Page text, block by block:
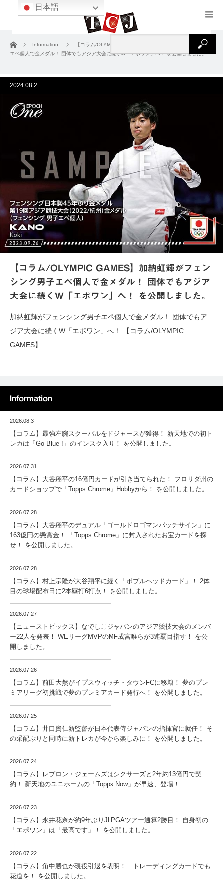
ホーム Information
【コラム/OLYMPIC GAMES】加納虹輝がフェンシング男子
エペ個人で金メダル！ 団体でもアジア大会に続くW「エポワン」へ！ を公開しました。
2024.08.2
【コラム/OLYMPIC GAMES】加納虹輝がフェン
シング男子エペ個人で金メダル！ 団体でもアジア
大会に続くW「エポワン」へ！ を公開しました。
加納虹輝がフェンシング男子エペ個人で金メダル！ 団体でもア
ジア大会に続くW「エポワン」へ！ 【コラム/OLYMPIC
GAMES】
Information
2026.08.3
【コラム】最強左腕スクーバルをドジャースが獲得！ 新天地での初ト
レカは「Go Blue !」のインスク入り！ を公開しました。
2026.07.31
【コラム】大谷翔平の16億円カードが引き当てられた！ フロリダ州の
カードショップで「Topps Chrome」Hobbyから！ を公開しました。
2026.07.28
【コラム】大谷翔平のデュアル「ゴールドロゴマンパッチサイン」に
163億円の懸賞金！ 「Topps Chrome」に封入されたお宝カードを探
せ！ を公開しました。
2026.07.28
【コラム】村上宗隆が大谷翔平に続く「ボブルヘッドカード」！ 2体
目の球場配布日に2本塁打6打点！ を公開しました。
2026.07.27
【ニューストピックス】なでしこジャパンのアジア競技大会のメンバ
ー22人を発表！ WEリーグMVPのMF成宮唯らが3連覇目指す！ を公
開しました。
2026.07.26
【コラム】前田大然がイプスウィッチ・タウンFCに移籍！ 夢のプレ
ミアリーグ初挑戦で夢のプレミアカード発行へ！ を公開しました。
2026.07.25
【コラム】井口資仁新監督が日本代表侍ジャパンの指揮官に就任！ そ
の采配ぶりと同時に新トレカが今から楽しみに！ を公開しました。
2026.07.24
【コラム】レブロン・ジェームズはシクサーズと2年約13億円で契
約！ 新天地のユニホームの「Topps Now」が早速、登場！
2026.07.23
【コラム】永井花奈が約9年ぶりJLPGAツアー通算2勝目！ 自身初の
「エポワン」は「最高です」！ を公開しました。
2026.07.22
【コラム】角中勝也が現役引退を表明！ トレーディングカードでも
花道を！ を公開しました。
日本語